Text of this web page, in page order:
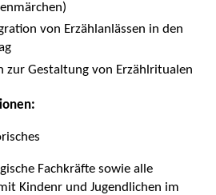
von Erzählanlässen in den
zur Gestaltung von Erzählritualen
Fachkräfte sowie alle
Kindenr und Jugendlichen im